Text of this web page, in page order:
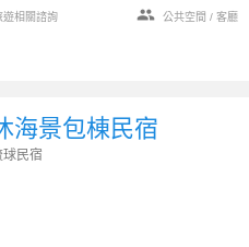
遊相關諮詢 group
公共空間 / 客廳
海景包棟民宿
球民宿